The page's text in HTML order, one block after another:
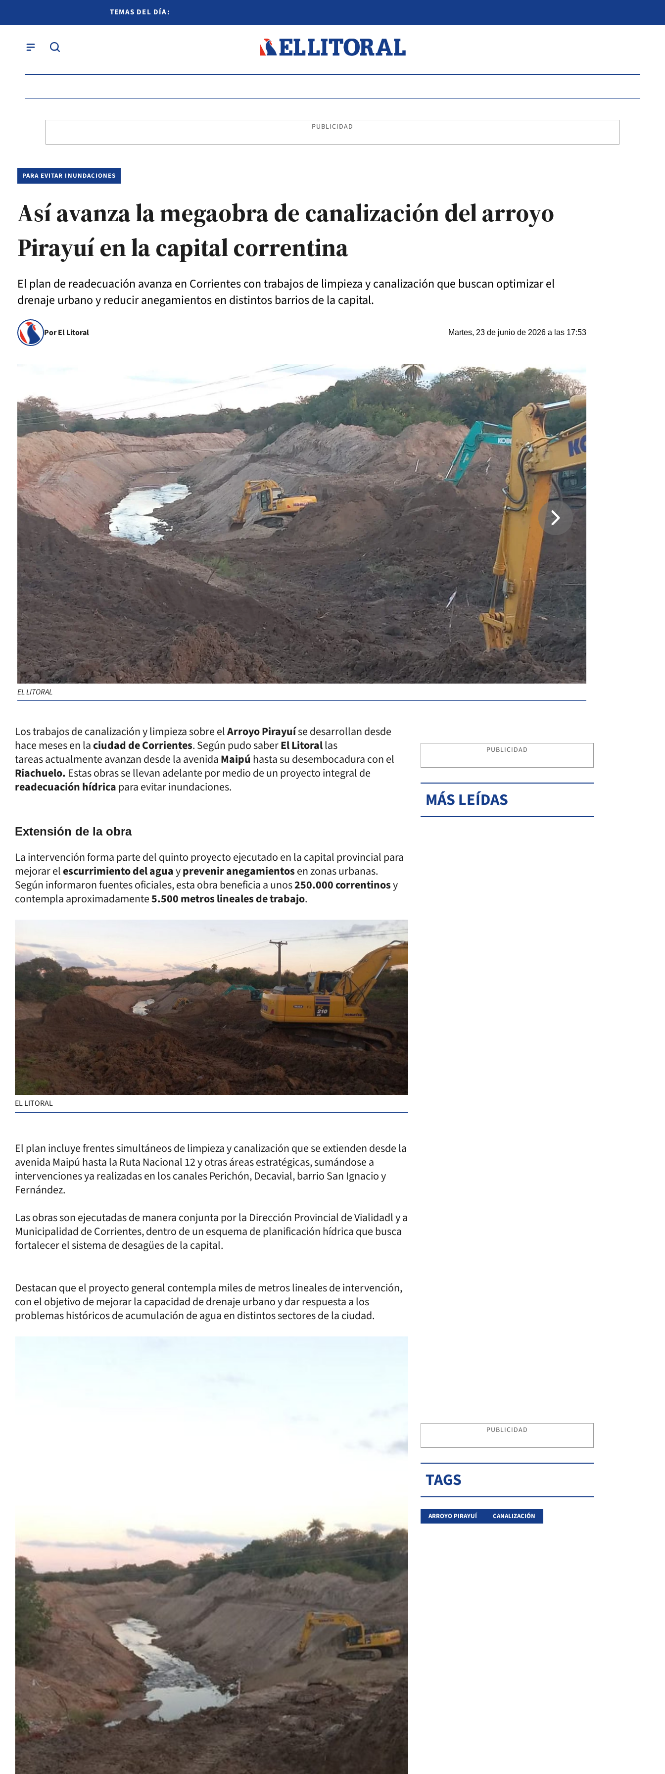
TEMAS DEL DÍA:
PUBLICIDAD
PARA EVITAR INUNDACIONES
Así avanza la megaobra de canalización del arroyo
Pirayuí en la capital correntina
El plan de readecuación avanza en Corrientes con trabajos de limpieza y canalización que buscan optimizar el
drenaje urbano y reducir anegamientos en distintos barrios de la capital.
Por El Litoral Martes, 23 de junio de 2026 a las 17:53
EL LITORAL
Los trabajos de canalización y limpieza sobre elArroyo Pirayuíse desarrollan desde
hace meses en laciudad de Corrientes. Según pudo saberEl Litorallas
tareas actualmente avanzan desde la avenidaMaipú hasta su desembocadura con el
Riachuelo. Estas obras se llevan adelante por medio de un proyecto integral de
readecuación hídricapara evitar inundaciones.
Extensión de la obra
La intervención forma parte del quinto proyecto ejecutado en la capital provincial para
mejorar elescurrimiento del aguayprevenir anegamientosen zonas urbanas.
Según informaron fuentes oficiales, esta obra beneficia a unos250.000 correntinosy
contempla aproximadamente5.500 metros lineales de trabajo.
EL LITORAL
El plan incluye frentes simultáneos de limpieza y canalización que se extienden desde la
avenida Maipú hasta la Ruta Nacional 12 y otras áreas estratégicas, sumándose a
intervenciones ya realizadas en los canales Perichón, Decavial, barrio San Ignacio y
Fernández.
Las obras son ejecutadas de manera conjunta por la Dirección Provincial de Vialidadl y a
Municipalidad de Corrientes, dentro de un esquema de planificación hídrica que busca
fortalecer el sistema de desagües de la capital.
Destacan que el proyecto general contempla miles de metros lineales de intervención,
con el objetivo de mejorar la capacidad de drenaje urbano y dar respuesta a los
problemas históricos de acumulación de agua en distintos sectores de la ciudad.
PUBLICIDAD
MÁS LEÍDAS
PUBLICIDAD
TAGS
ARROYO PIRAYUÍ CANALIZACIÓN